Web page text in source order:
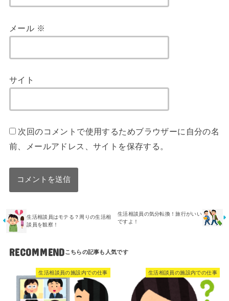
メール ※
サイト
次回のコメントで使用するためブラウザーに自分の名
前、メールアドレス、サイトを保存する。
生活相談員はモテる？周りの生活相
談員を観察！
生活相談員の気分転換！旅行がいい
ですよ！
RECOMMEND
生活相談員の施設内での仕事 生活相談員の施設内での仕事